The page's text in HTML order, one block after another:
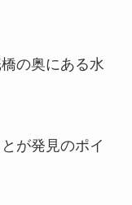
の奥にある水
が発見のポイ